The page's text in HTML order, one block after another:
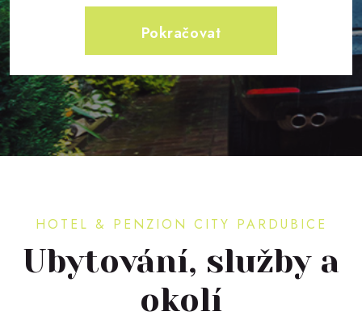
Pokračovat
HOTEL & PENZION CITY PARDUBICE
Ubytování, služby a
okolí